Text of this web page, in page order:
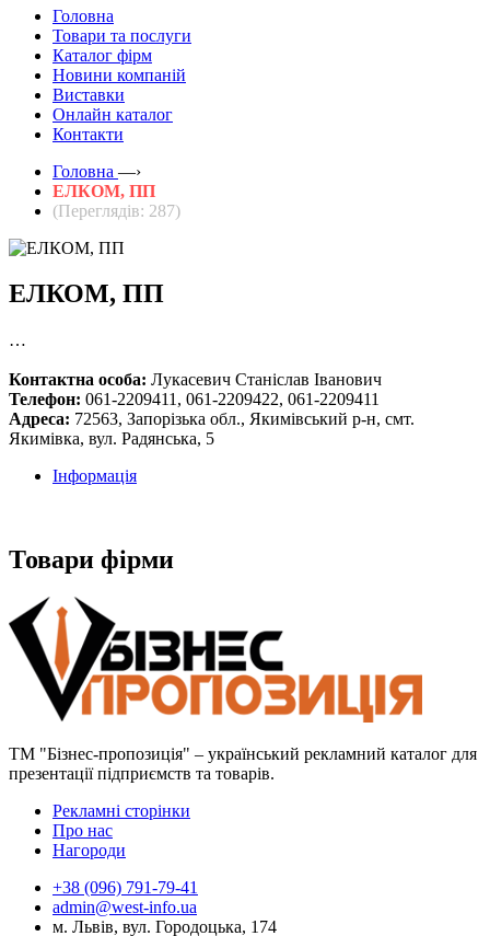
Головна
Товари та послуги
Каталог фірм
Новини компаній
Виставки
Онлайн каталог
Контакти
Головна —›
ЕЛКОМ, ПП
(Переглядів: 287)
ЕЛКОМ, ПП
…
Контактна особа: Лукасевич Станіслав Іванович
Телефон: 061-2209411, 061-2209422, 061-2209411
Адреса: 72563, Запорізька обл., Якимівський р-н, смт.
Якимівка, вул. Радянська, 5
Інформація
Товари фірми
ТМ "Бізнес-пропозиція" – український рекламний каталог для
презентації підприємств та товарів.
Рекламні сторінки
Про нас
Нагороди
+38 (096) 791-79-41
admin@west-info.ua
м. Львів, вул. Городоцька, 174